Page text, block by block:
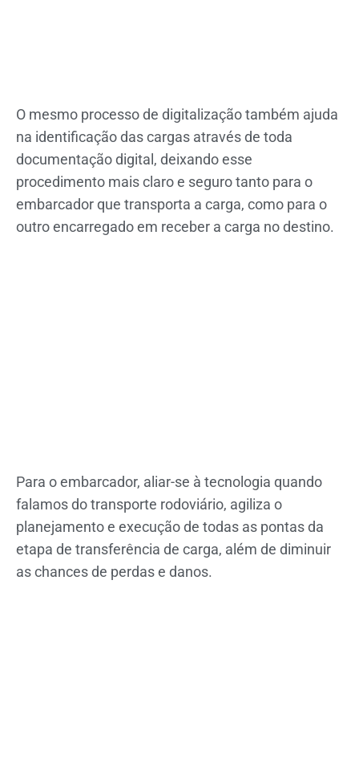
O mesmo processo de digitalização também ajuda
na identificação das cargas através de toda
documentação digital, deixando esse
procedimento mais claro e seguro tanto para o
embarcador que transporta a carga, como para o
outro encarregado em receber a carga no destino.
Para o embarcador, aliar-se à tecnologia quando
falamos do transporte rodoviário, agiliza o
planejamento e execução de todas as pontas da
etapa de transferência de carga, além de diminuir
as chances de perdas e danos.